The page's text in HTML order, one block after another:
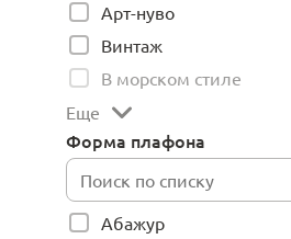
Арт-нуво
Винтаж
В морском стиле
Еще
Форма плафона
Абажур